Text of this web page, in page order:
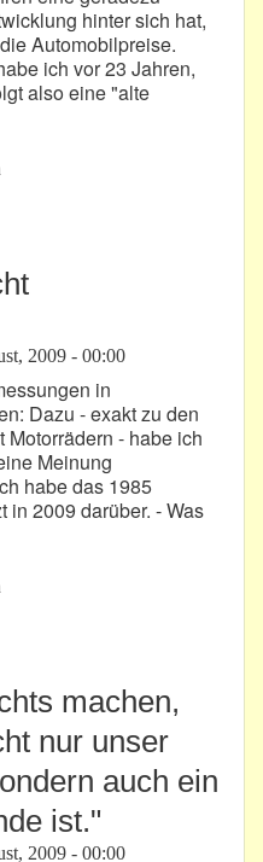
hinter sich hat,
Automobilpreise.
ich vor 23 Jahren,
also eine "alte
2009 - 00:00
in
Dazu - exakt zu den
Motorrädern - habe ich
Meinung
habe das 1985
in 2009 darüber. - Was
machen,
nur unser
auch ein
ist."
2009 - 00:00